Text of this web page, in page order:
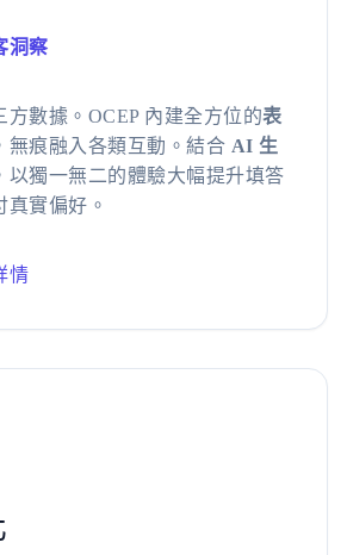
洞察
方數據。OCEP 內建全方位的表
無痕融入各類互動。結合 AI 生
以獨一無二的體驗大幅提升填答
真實偏好。
情